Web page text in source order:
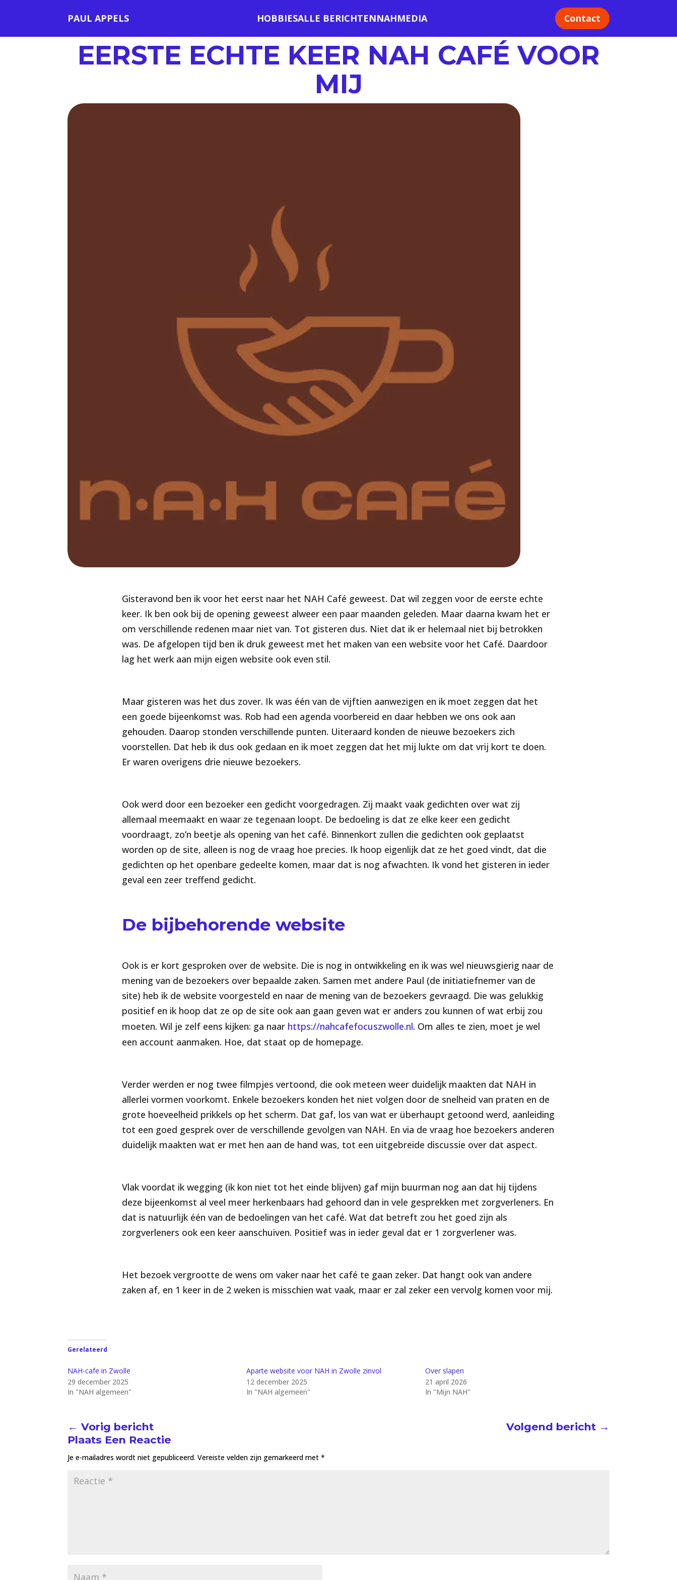
PAUL APPELS HOBBIESALLE BERICHTENNAHMEDIA Contact
EERSTE ECHTE KEER NAH CAFÉ VOOR
MIJ
Gisteravond ben ik voor het eerst naar het NAH Café geweest. Dat wil zeggen voor de eerste echte
keer. Ik ben ook bij de opening geweest alweer een paar maanden geleden. Maar daarna kwam het er
om verschillende redenen maar niet van. Tot gisteren dus. Niet dat ik er helemaal niet bij betrokken
was. De afgelopen tijd ben ik druk geweest met het maken van een website voor het Café. Daardoor
lag het werk aan mijn eigen website ook even stil.
Maar gisteren was het dus zover. Ik was één van de vijftien aanwezigen en ik moet zeggen dat het
een goede bijeenkomst was. Rob had een agenda voorbereid en daar hebben we ons ook aan
gehouden. Daarop stonden verschillende punten. Uiteraard konden de nieuwe bezoekers zich
voorstellen. Dat heb ik dus ook gedaan en ik moet zeggen dat het mij lukte om dat vrij kort te doen.
Er waren overigens drie nieuwe bezoekers.
Ook werd door een bezoeker een gedicht voorgedragen. Zij maakt vaak gedichten over wat zij
allemaal meemaakt en waar ze tegenaan loopt. De bedoeling is dat ze elke keer een gedicht
voordraagt, zo’n beetje als opening van het café. Binnenkort zullen die gedichten ook geplaatst
worden op de site, alleen is nog de vraag hoe precies. Ik hoop eigenlijk dat ze het goed vindt, dat die
gedichten op het openbare gedeelte komen, maar dat is nog afwachten. Ik vond het gisteren in ieder
geval een zeer treffend gedicht.
De bijbehorende website
Ook is er kort gesproken over de website. Die is nog in ontwikkeling en ik was wel nieuwsgierig naar de
mening van de bezoekers over bepaalde zaken. Samen met andere Paul (de initiatiefnemer van de
site) heb ik de website voorgesteld en naar de mening van de bezoekers gevraagd. Die was gelukkig
positief en ik hoop dat ze op de site ook aan gaan geven wat er anders zou kunnen of wat erbij zou
moeten. Wil je zelf eens kijken: ga naar https://nahcafefocuszwolle.nl. Om alles te zien, moet je wel
een account aanmaken. Hoe, dat staat op de homepage.
Verder werden er nog twee filmpjes vertoond, die ook meteen weer duidelijk maakten dat NAH in
allerlei vormen voorkomt. Enkele bezoekers konden het niet volgen door de snelheid van praten en de
grote hoeveelheid prikkels op het scherm. Dat gaf, los van wat er überhaupt getoond werd, aanleiding
tot een goed gesprek over de verschillende gevolgen van NAH. En via de vraag hoe bezoekers anderen
duidelijk maakten wat er met hen aan de hand was, tot een uitgebreide discussie over dat aspect.
Vlak voordat ik wegging (ik kon niet tot het einde blijven) gaf mijn buurman nog aan dat hij tijdens
deze bijeenkomst al veel meer herkenbaars had gehoord dan in vele gesprekken met zorgverleners. En
dat is natuurlijk één van de bedoelingen van het café. Wat dat betreft zou het goed zijn als
zorgverleners ook een keer aanschuiven. Positief was in ieder geval dat er 1 zorgverlener was.
Het bezoek vergrootte de wens om vaker naar het café te gaan zeker. Dat hangt ook van andere
zaken af, en 1 keer in de 2 weken is misschien wat vaak, maar er zal zeker een vervolg komen voor mij.
Gerelateerd
NAH-cafe in Zwolle
29 december 2025
In "NAH algemeen"
Aparte website voor NAH in Zwolle zinvol
12 december 2025
In "NAH algemeen"
Over slapen
21 april 2026
In "Mijn NAH"
←Vorig bericht Volgend bericht→
Plaats Een Reactie
Je e-mailadres wordt niet gepubliceerd. Vereiste velden zijn gemarkeerd met*